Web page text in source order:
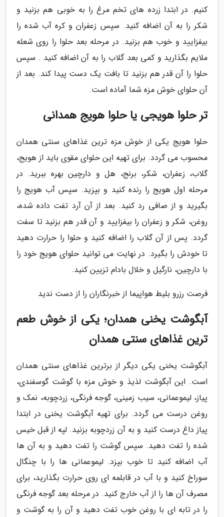
کنیم. در ابتدا زرده های تخم مرغ را به خوبی هم بزنید و
شکر را به آن اضافه کنید. سپس زعفران و کره آب شده را
بیفزایید و خوب هم بزنید. در مرحله بعد حلوا را روی شعله
ملایم بگذارید و کمی بعد گلاب را به آن اضافه کنید . سپس
حلوا را آن قدر هم بزنید تا بافت یک دست پیدا کند. بعد از
آن حلوای خوش مزه شما آماده است.
تر حلوا هویجی یا حلوا هویج همدانی
حلوا هویج یکی از خوش مزه ترین غذاهای سنتی همدان
محسوب می گردد. برای تهیه این حلوای مقوی باید از هویج،
گلاب، زعفران، شکر، برنج، هل و دارچین بهره ببرید. در
مرحله اول هویج را رنده کنید و بپزید. سپس آب هویج را
بگیرید و از صافی رد کنید. بعد از آن آرد تفت داده شده،
روغن، شکر و زعفران را بیفزایید و آن قدر هم بزنید تا سفت
گردد. پس از آن گلاب را اضافه کنید و حلوا را حرارت دهید
تا خودش را بگیرد. در نهایت می توانید حلوای هویج خود را
با دارچین، نارگیل و خلال بادام تزیین کنید.
فرصت رزرو بلیط هواپیما از خبرنگاران را از دست ندید
آبگوشت یخنی همدان؛ یکی از خوش طعم
ترین غذاهای سنتی همدان
آبگوشت یخنی یکی دیگر از برترین غذاهای سنتی همدان
است. این آبگوشت لذیذ و خوش مزه با گوشت گوسفندی،
پیاز، لیموعمانی، سیب زمینی، گوجه فرنگی، زردچوبه، نمک و
روغن درست می گردد. برای تهیه آبگوشت یخنی در ابتدا
پیاز داغ درست کنید و به آن زردچوبه بزنید. لپه از قبل خیس
شده را تفت دهید. سپس گوشت را تفت دهید و به آن ها
آب اضافه کنید تا خوب بپزد. لیموعمانی ها را با چنگال
سوراخ کنید و با آب در قابلمه ای روی حرارت بگذارید، برای
مصرف آن ها را از آب خارج کنید. در مرحله بعد گوجه فرنگی
را در تابه ای با روغن خوب تفت دهید و آن را به گوشت و